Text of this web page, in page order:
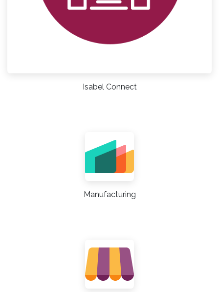
Isabel Connect
Manufacturing